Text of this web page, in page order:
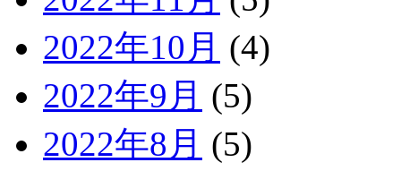
2022年10月 (4)
2022年9月 (5)
2022年8月 (5)